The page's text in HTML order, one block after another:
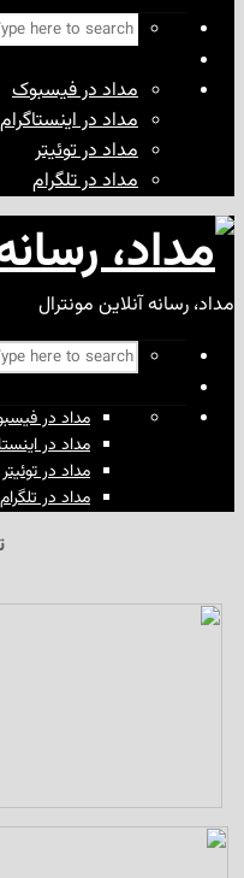
مداد در فیسبوک
مداد در اینستاگرام
مداد در توئیتر
مداد در تلگرام
مونترال
مداد در فیسبوک
مداد در اینستاگرام
مداد در توئیتر
مداد در تلگرام